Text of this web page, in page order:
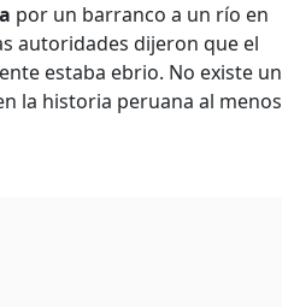
por un barranco a un río en
autoridades dijeron que el
estaba ebrio. No existe un
la historia peruana al menos